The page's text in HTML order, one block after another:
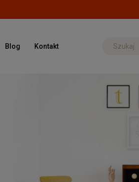
Blog Kontakt